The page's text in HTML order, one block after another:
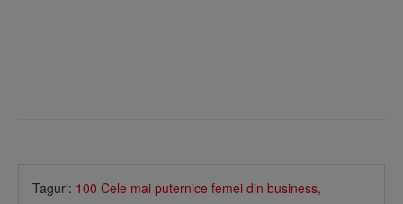
Taguri: 100 Cele mai puternice femei din business,